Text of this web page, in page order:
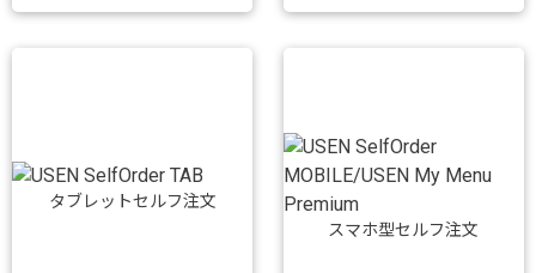
タブレットセルフ注文
スマホ型セルフ注文